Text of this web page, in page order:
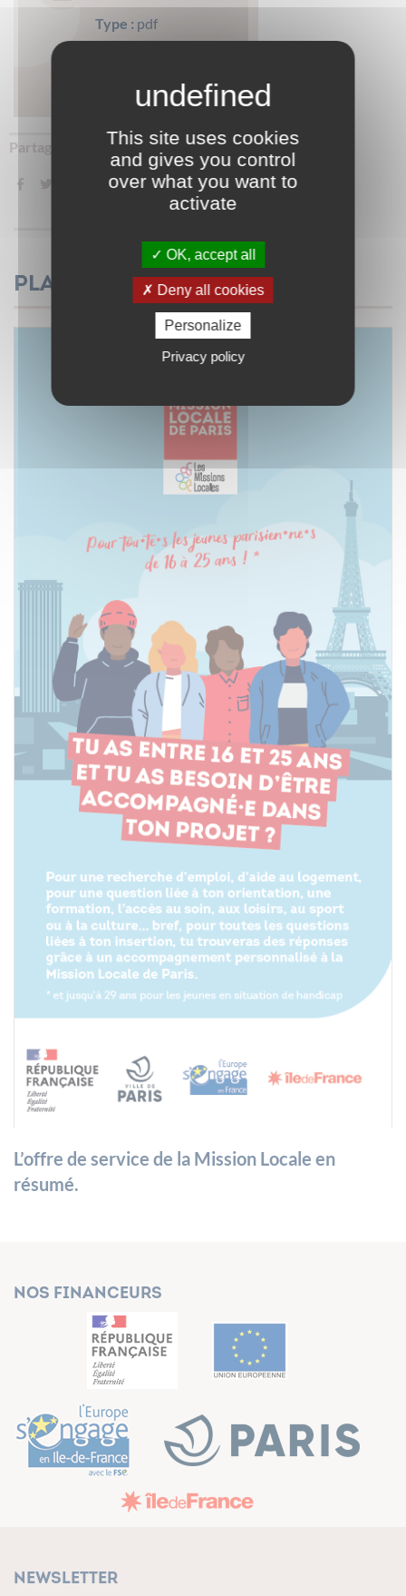
Type : pdf
Poids :89.11 ko
Partager sur :
Plaquette
L’offre de service de la Mission Locale en
résumé.
Nos financeurs
Newsletter
This site uses cookies
and gives you control
over what you want to
activate
OK, accept all
Deny all cookies
Personalize
Privacy policy